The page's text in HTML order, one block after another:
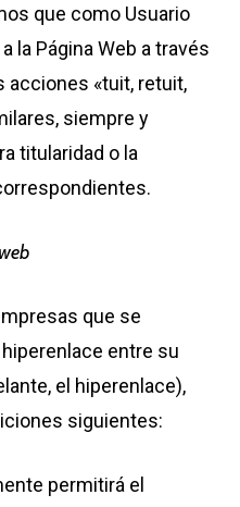
que como Usuario
la Página Web a través
acciones «tuit, retuit,
siempre y
titularidad o la
que se
entre su
el hiperenlace),
siguientes:
permitirá el